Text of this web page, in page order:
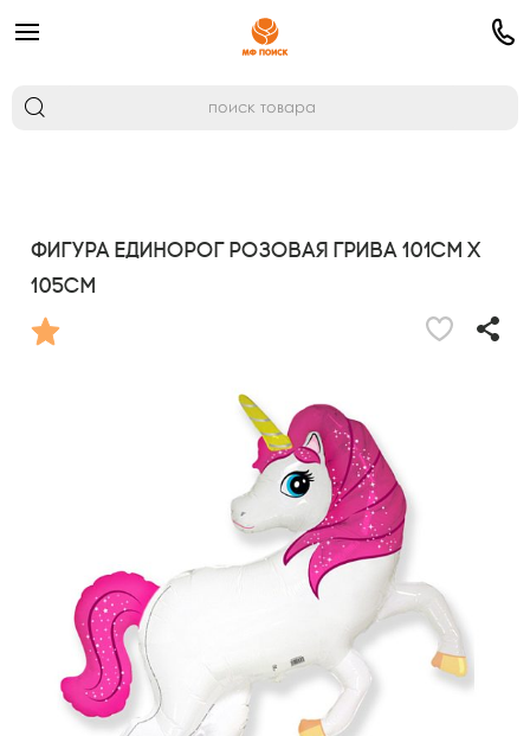
Фигура Единорог розовая грива 101см х
105см